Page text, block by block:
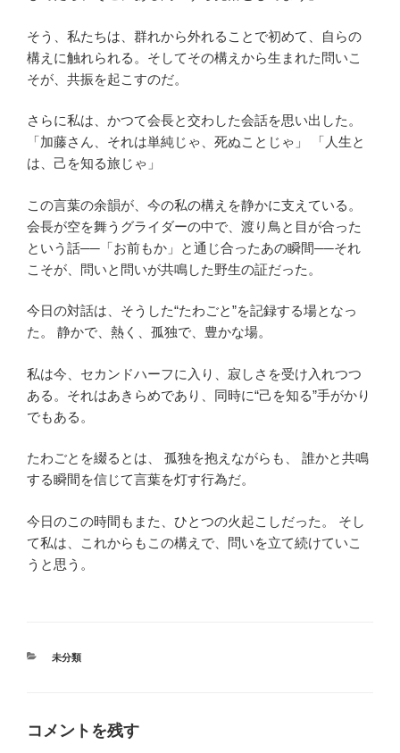
そう、私たちは、群れから外れることで初めて、自らの
構えに触れられる。そしてその構えから生まれた問いこ
そが、共振を起こすのだ。
さらに私は、かつて会長と交わした会話を思い出した。
「加藤さん、それは単純じゃ、死ぬことじゃ」 「人生と
は、己を知る旅じゃ」
この言葉の余韻が、今の私の構えを静かに支えている。
会長が空を舞うグライダーの中で、渡り鳥と目が合った
という話──「お前もか」と通じ合ったあの瞬間──それ
こそが、問いと問いが共鳴した野生の証だった。
今日の対話は、そうした“たわごと”を記録する場となっ
た。 静かで、熱く、孤独で、豊かな場。
私は今、セカンドハーフに入り、寂しさを受け入れつつ
ある。それはあきらめであり、同時に“己を知る”手がかり
でもある。
たわごとを綴るとは、 孤独を抱えながらも、 誰かと共鳴
する瞬間を信じて言葉を灯す行為だ。
今日のこの時間もまた、ひとつの火起こしだった。 そし
て私は、これからもこの構えで、問いを立て続けていこ
うと思う。
カ
未分類
コメントを残す